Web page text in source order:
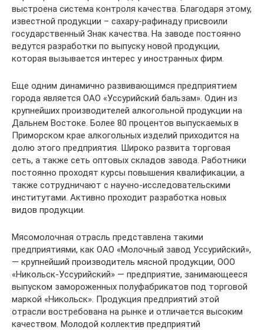
выстроена система контроля качества. Благодаря этому,
известной продукции – сахару-рафинаду присвоили
государственный Знак качества. На заводе постоянно
ведутся разработки по выпуску новой продукции,
которая вызывается интерес у иностранных фирм.
Еще одним динамично развивающимся предприятием
города является ОАО «Уссурийский бальзам». Один из
крупнейших производителей алкогольной продукции на
Дальнем Востоке. Более 80 процентов выпускаемых в
Приморском крае алкогольных изделий приходится на
долю этого предприятия. Широко развита торговая
сеть, а также сеть оптовых складов завода. Работники
постоянно проходят курсы повышения квалификации, а
также сотрудничают с научно-исследовательскими
институтами. Активно проходит разработка новых
видов продукции.
Мясомолочная отрасль представлена такими
предприятиями, как ОАО «Молочный завод Уссурийский»,
— крупнейший производитель мясной продукции, ООО
«Никольск-Уссурийский» — предприятие, занимающееся
выпуском замороженных полуфабрикатов под торговой
маркой «Никольск». Продукция предприятий этой
отрасли востребована на рынке и отличается высоким
качеством. Молодой коллектив предприятий